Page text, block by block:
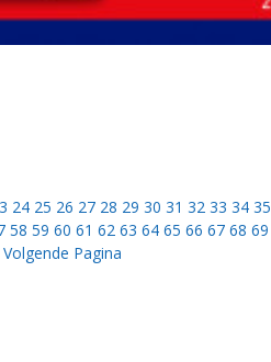
24 25 26 27 28 29 30 31 32 33 34 35
585960616263646566676869
Volgende Pagina